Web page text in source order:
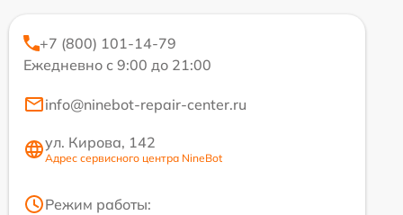
+7 (800) 101-14-79
Ежедневно с 9:00 до 21:00
info@ninebot-repair-center.ru
ул. Кирова, 142
Адрес сервисного центра NineBot
Режим работы: